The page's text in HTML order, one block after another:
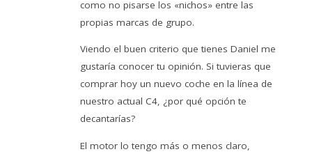
como no pisarse los «nichos» entre las
propias marcas de grupo.
Viendo el buen criterio que tienes Daniel me
gustaría conocer tu opinión. Si tuvieras que
comprar hoy un nuevo coche en la línea de
nuestro actual C4, ¿por qué opción te
decantarías?
El motor lo tengo más o menos claro,